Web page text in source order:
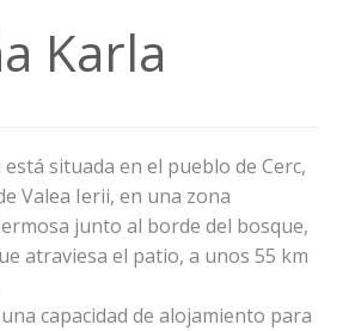
Karla
está situada en el pueblo de Cerc,
Valea Ierii, en una zona
junto al borde del bosque,
atraviesa el patio, a unos 55 km
capacidad de alojamiento para